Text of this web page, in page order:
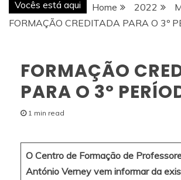
Vocês está aqui Home 2022
FORMAÇÃO CREDITADA PARA O 3º
FORMAÇÃO
PARA O 3º
1 min read
O Centro de Formação de
António Verney vem informar da